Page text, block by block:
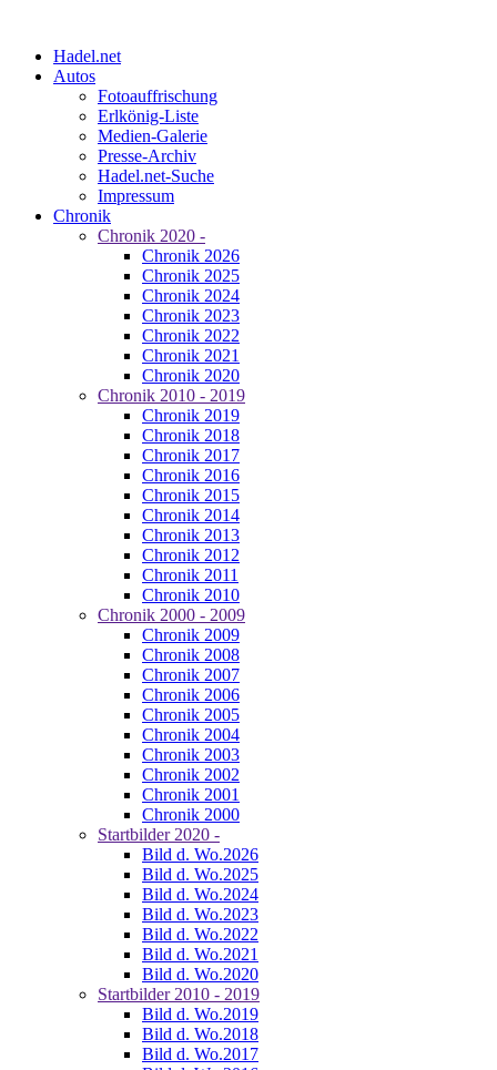
Hadel.net
Autos
Fotoauffrischung
Erlkönig-Liste
Medien-Galerie
Presse-Archiv
Hadel.net-Suche
Impressum
Chronik
Chronik 2020 -
Chronik 2026
Chronik 2025
Chronik 2024
Chronik 2023
Chronik 2022
Chronik 2021
Chronik 2020
Chronik 2010 - 2019
Chronik 2019
Chronik 2018
Chronik 2017
Chronik 2016
Chronik 2015
Chronik 2014
Chronik 2013
Chronik 2012
Chronik 2011
Chronik 2010
Chronik 2000 - 2009
Chronik 2009
Chronik 2008
Chronik 2007
Chronik 2006
Chronik 2005
Chronik 2004
Chronik 2003
Chronik 2002
Chronik 2001
Chronik 2000
Startbilder 2020 -
Bild d. Wo.2026
Bild d. Wo.2025
Bild d. Wo.2024
Bild d. Wo.2023
Bild d. Wo.2022
Bild d. Wo.2021
Bild d. Wo.2020
Startbilder 2010 - 2019
Bild d. Wo.2019
Bild d. Wo.2018
Bild d. Wo.2017